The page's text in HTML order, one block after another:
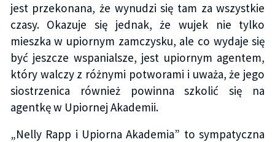
jest przekonana, że wynudzi się tam za wszystkie
czasy. Okazuje się jednak, że wujek nie tylko
mieszka w upiornym zamczysku, ale co wydaje się
być jeszcze wspanialsze, jest upiornym agentem,
który walczy z różnymi potworami i uważa, że jego
siostrzenica również powinna szkolić się na
agentkę w Upiornej Akademii.
„Nelly Rapp i Upiorna Akademia” to sympatyczna